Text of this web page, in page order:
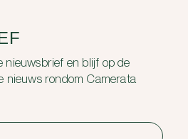
nieuwsbrief en blijf op de
nieuws rondom Camerata